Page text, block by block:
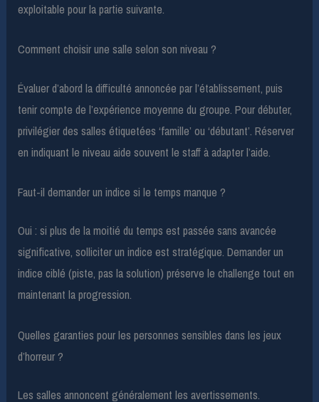
exploitable pour la partie suivante.
Comment choisir une salle selon son niveau ?
Évaluer d’abord la difficulté annoncée par l’établissement, puis
tenir compte de l’expérience moyenne du groupe. Pour débuter,
privilégier des salles étiquetées ‘famille’ ou ‘débutant’. Réserver
en indiquant le niveau aide souvent le staff à adapter l’aide.
Faut-il demander un indice si le temps manque ?
Oui : si plus de la moitié du temps est passée sans avancée
significative, solliciter un indice est stratégique. Demander un
indice ciblé (piste, pas la solution) préserve le challenge tout en
maintenant la progression.
Quelles garanties pour les personnes sensibles dans les jeux
d’horreur ?
Les salles annoncent généralement les avertissements.